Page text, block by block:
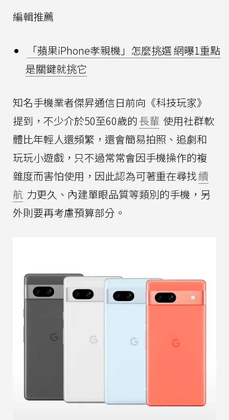
編輯推薦
「蘋果iPhone孝親機」怎麼挑選 網曝1重點
是關鍵就挑它
知名手機業者傑昇通信日前向《科技玩家》
提到，不少介於50至60歲的長輩 使用社群軟
體比年輕人還頻繁，還會簡易拍照、追劇和
玩玩小遊戲，只不過常常會因手機操作的複
雜度而害怕使用，因此認為可著重在尋找續
航 力更久、內建單眼品質等類別的手機，另
外則要再考慮預算部分。